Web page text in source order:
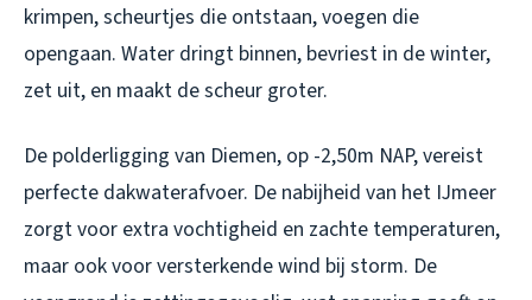
krimpen, scheurtjes die ontstaan, voegen die
opengaan. Water dringt binnen, bevriest in de winter,
zet uit, en maakt de scheur groter.
De polderligging van Diemen, op -2,50m NAP, vereist
perfecte dakwaterafvoer. De nabijheid van het IJmeer
zorgt voor extra vochtigheid en zachte temperaturen,
maar ook voor versterkende wind bij storm. De